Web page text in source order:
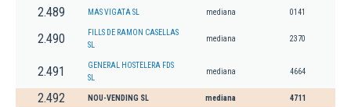
2.489 MAS VIGATA SL mediana 0141
2.490
FILLS DE RAMON CASELLAS
SL
mediana 2370
2.491
GENERAL HOSTELERA FDS
SL
mediana 4664
2.492 NOU-VENDING SL mediana 4711